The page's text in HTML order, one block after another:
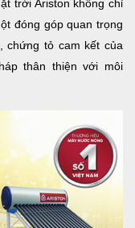
trời Ariston không chỉ
đóng góp quan trọng
chứng tỏ cam kết của
thân thiện với môi